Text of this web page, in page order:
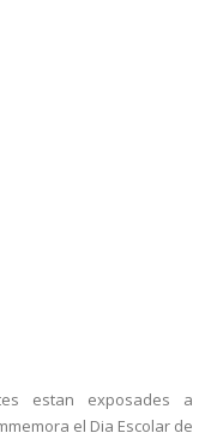
estan exposades a
el Dia Escolar de